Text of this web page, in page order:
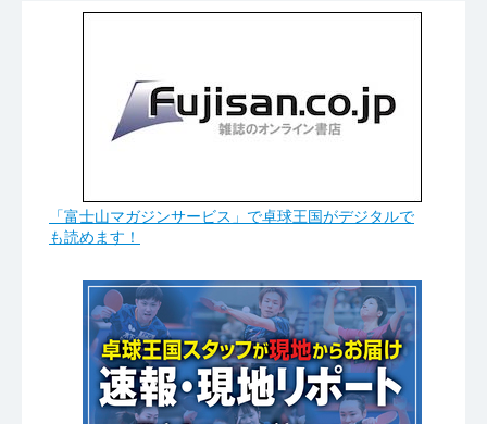
「富士山マガジンサービス」で卓球王国がデジタルで
も読めます！